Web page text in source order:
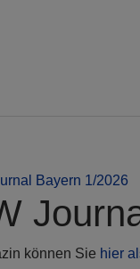
Bayern 1/2026
können Sie hier